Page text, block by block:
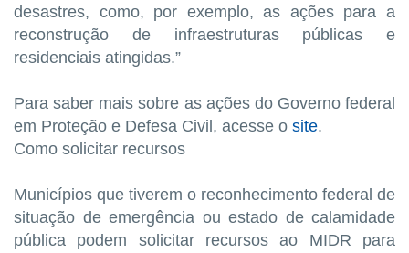
desastres, como, por exemplo, as ações para a
reconstrução de infraestruturas públicas e
residenciais atingidas.”
Para saber mais sobre as ações do Governo federal
em Proteção e Defesa Civil, acesse o site.
Como solicitar recursos
Municípios que tiverem o reconhecimento federal de
situação de emergência ou estado de calamidade
pública podem solicitar recursos ao MIDR para